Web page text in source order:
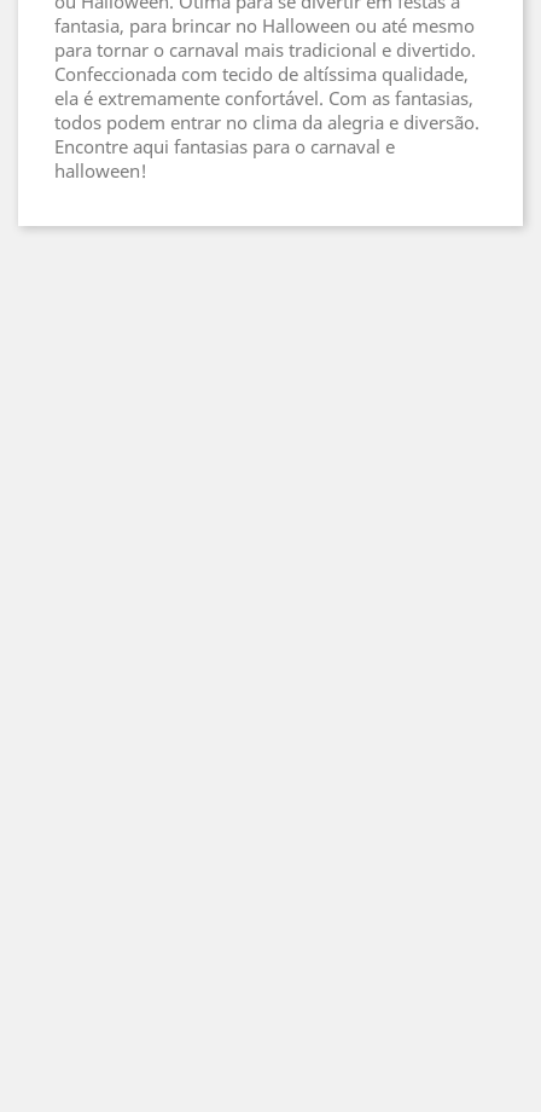
fantasia, para brincar no Halloween ou até mesmo
para tornar o carnaval mais tradicional e divertido.
Confeccionada com tecido de altíssima qualidade,
ela é extremamente confortável. Com as fantasias,
todos podem entrar no clima da alegria e diversão.
Encontre aqui fantasias para o carnaval e
halloween!